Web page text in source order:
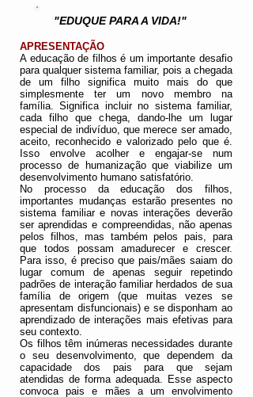
"EDUQUE PARA A VIDA!"
APRESENTAÇÃO
A educação de filhos é um importante desafio
para qualquer sistema familiar, pois a chegada
de um filho significa muito mais do que
simplesmente ter um novo membro na
família. Significa incluir no sistema familiar,
cada filho que chega, dando-lhe um lugar
especial de indivíduo, que merece ser amado,
aceito, reconhecido e valorizado pelo que é.
Isso envolve acolher e engajar-se num
processo de humanização que viabilize um
desenvolvimento humano satisfatório.
No processo da educação dos filhos,
importantes mudanças estarão presentes no
sistema familiar e novas interações deverão
ser aprendidas e compreendidas, não apenas
pelos filhos, mas também pelos pais, para
que todos possam amadurecer e crescer.
Para isso, é preciso que pais/mães saiam do
lugar comum de apenas seguir repetindo
padrões de interação familiar herdados de sua
família de origem (que muitas vezes se
apresentam disfuncionais) e se disponham ao
aprendizado de interações mais efetivas para
seu contexto.
Os filhos têm inúmeras necessidades durante
o seu desenvolvimento, que dependem da
capacidade dos pais para que sejam
atendidas de forma adequada. Esse aspecto
convoca pais e mães a um envolvimento